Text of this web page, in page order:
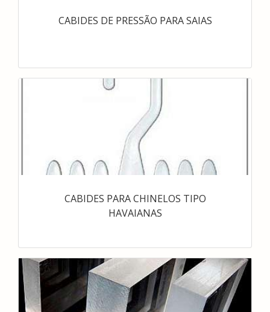
CABIDES DE PRESSÃO PARA SAIAS
CABIDES PARA CHINELOS TIPO
HAVAIANAS